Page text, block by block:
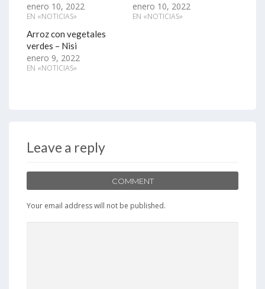
enero 10, 2022
EN «NOTICIAS»
enero 10, 2022
EN «NOTICIAS»
Arroz con vegetales
verdes – Nisi
enero 9, 2022
EN «NOTICIAS»
Leave a reply
COMMENT
Your email address will not be published.